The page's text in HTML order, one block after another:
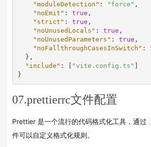
"moduleDetection" : "force" ,
"noEmit" : true ,
"strict" : true ,
"noUnusedLocals" : true ,
"noUnusedParameters" : true ,
"noFallthroughCasesInSwitch" :
} ,
"include" : "vite.config.ts"
}
07.prettierrc文件配置
Prettier 是一个流行的代码格式化工具，通过
件可以自定义格式化规则。